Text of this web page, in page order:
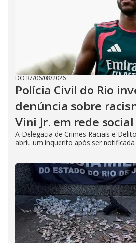
DO R7/06/08/2026
Polícia Civil do Rio
denúncia sobre
Vini Jr. em rede social
A Delegacia de Crimes Raciais e
abriu um inquérito após ser notificada